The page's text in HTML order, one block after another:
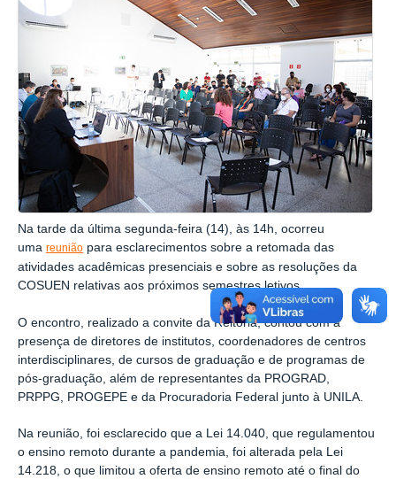
Na tarde da última segunda-feira (14), às 14h, ocorreu
uma reunião para esclarecimentos sobre a retomada das
atividades acadêmicas presenciais e sobre as resoluções da
COSUEN relativas aos próximos semestres letivos.
O encontro, realizado a convite da Reitoria, contou com a
presença de diretores de institutos, coordenadores de centros
interdisciplinares, de cursos de graduação e de programas de
pós-graduação, além de representantes da PROGRAD,
PRPPG, PROGEPE e da Procuradoria Federal junto à UNILA.
Na reunião, foi esclarecido que a Lei 14.040, que regulamentou
o ensino remoto durante a pandemia, foi alterada pela Lei
14.218, o que limitou a oferta de ensino remoto até o final do